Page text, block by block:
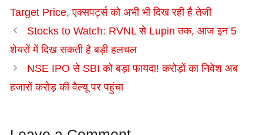
Target Price,एक्सपर्ट्स को अभी भी दिख रही है तेजी
Stocks to Watch: RVNL से Lupin तक, आज इन 5
शेयरों में दिख सकती है बड़ी हलचल
NSE IPO से SBI को बड़ा फायदा! करोड़ों का निवेश अब
हजारों करोड़ की वैल्यू पर पहुंचा